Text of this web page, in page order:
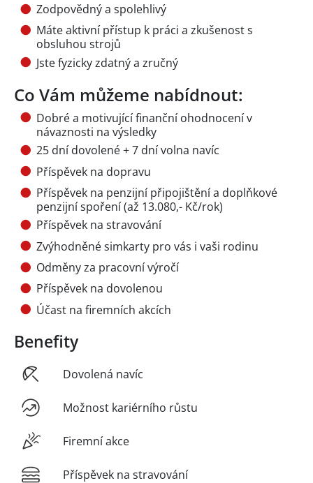
Zodpovědný a spolehlivý
Máte aktivní přístup k práci a zkušenost s
obsluhou strojů
Jste fyzicky zdatný a zručný
Co Vám můžeme nabídnout:
Dobré a motivující finanční ohodnocení v
návaznosti na výsledky
25 dní dovolené + 7 dní volna navíc
Příspěvek na dopravu
Příspěvek na penzijní připojištění a doplňkové
penzijní spoření (až 13.080,- Kč/rok)
Příspěvek na stravování
Zvýhodněné simkarty pro vás i vaši rodinu
Odměny za pracovní výročí
Příspěvek na dovolenou
Účast na firemních akcích
Benefity
Dovolená navíc
Možnost kariérního růstu
Firemní akce
Příspěvek na stravování